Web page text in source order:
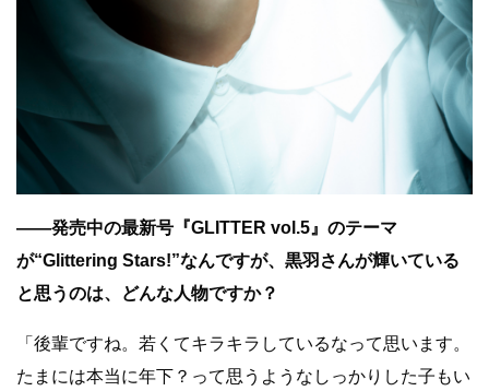
――発売中の最新号『GLITTER vol.5』のテーマ
が“Glittering Stars!”なんですが、黒羽さんが輝いている
と思うのは、どんな人物ですか？
「後輩ですね。若くてキラキラしているなって思います。
たまには本当に年下？って思うようなしっかりした子もい